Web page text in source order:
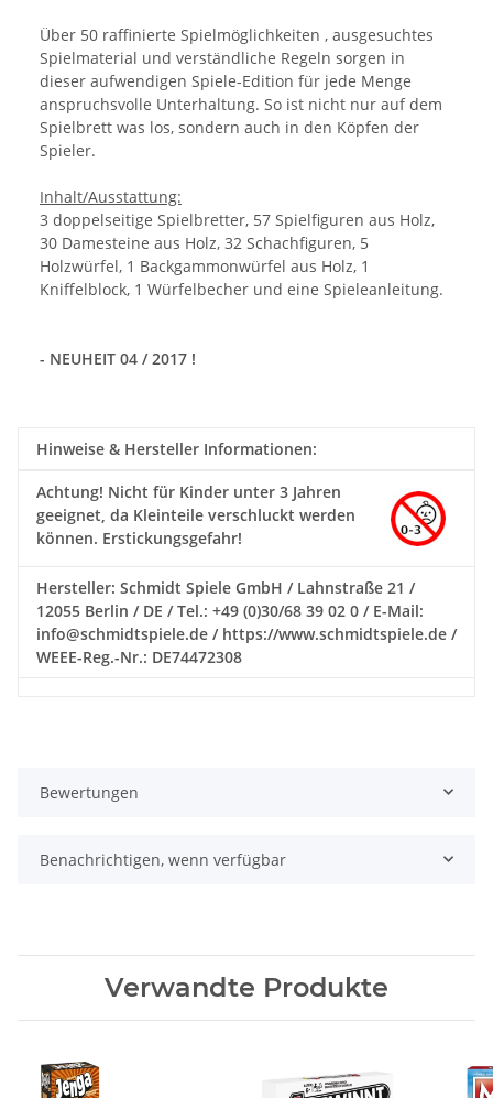
Über 50 raffinierte Spielmöglichkeiten , ausgesuchtes
Spielmaterial und verständliche Regeln sorgen in
dieser aufwendigen Spiele-Edition für jede Menge
anspruchsvolle Unterhaltung. So ist nicht nur auf dem
Spielbrett was los, sondern auch in den Köpfen der
Spieler.
Inhalt/Ausstattung:
3 doppelseitige Spielbretter, 57 Spielfiguren aus Holz,
30 Damesteine aus Holz, 32 Schachfiguren, 5
Holzwürfel, 1 Backgammonwürfel aus Holz, 1
Kniffelblock, 1 Würfelbecher und eine Spieleanleitung.
- NEUHEIT 04 / 2017 !
Hinweise & Hersteller Informationen:
Achtung! Nicht für Kinder unter 3 Jahren
geeignet, da Kleinteile verschluckt werden
können. Erstickungsgefahr!
Hersteller: Schmidt Spiele GmbH / Lahnstraße 21 /
12055 Berlin / DE / Tel.: +49 (0)30/68 39 02 0 / E-Mail:
info@schmidtspiele.de / https://www.schmidtspiele.de /
WEEE-Reg.-Nr.: DE74472308
Bewertungen
Benachrichtigen, wenn verfügbar
Verwandte Produkte